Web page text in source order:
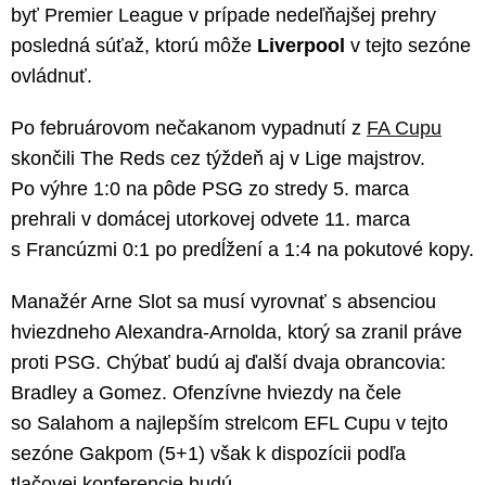
byť Premier League v prípade nedeľňajšej prehry
posledná súťaž, ktorú môže Liverpool v tejto sezóne
ovládnuť.
Po februárovom nečakanom vypadnutí z FA Cupu
skončili The Reds cez týždeň aj v Lige majstrov.
Po výhre 1:0 na pôde PSG zo stredy 5. marca
prehrali v domácej utorkovej odvete 11. marca
s Francúzmi 0:1 po predĺžení a 1:4 na pokutové kopy.
Manažér Arne Slot sa musí vyrovnať s absenciou
hviezdneho Alexandra-Arnolda, ktorý sa zranil práve
proti PSG. Chýbať budú aj ďalší dvaja obrancovia:
Bradley a Gomez. Ofenzívne hviezdy na čele
so Salahom a najlepším strelcom EFL Cupu v tejto
sezóne Gakpom (5+1) však k dispozícii podľa